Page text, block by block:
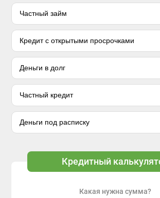
Частный займ
Кредит с открытыми просрочками
Деньги в долг
Частный кредит
Деньги под расписку
Кредитный
Какая нужна сумма?